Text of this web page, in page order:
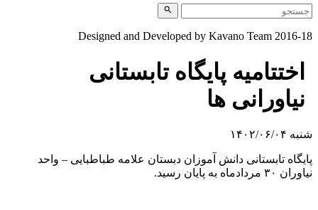
Designed and Developed by Kavano Team 2016-
اختتامیه پایگاه تابستانی
نیاورانی ها
۱۴۰۲/۰۶/۰۴
تابستانی دانش آموزان دبستان علامه طباطبایی – واحد
۳۰ مردادماه به پایان رسید.